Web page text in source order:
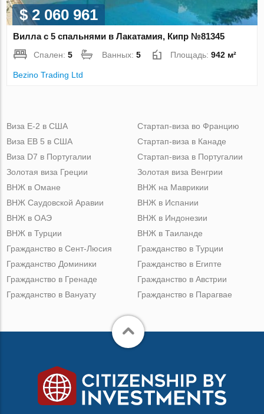
$ 2 060 961
Вилла с 5 спальнями в Лакатамия, Кипр №81345
Спален:5 Ванных:5 Площадь:942 м²
Bezino Trading Ltd
Виза Е-2 в США
Виза ЕВ 5 в США
Виза D7 в Португалии
Золотая виза Греции
Стартап-виза во Францию
Стартап-виза в Канаде
Стартап-виза в Португалии
Золотая виза Венгрии
ВНЖ в Омане
ВНЖ Саудовской Аравии
ВНЖ в ОАЭ
ВНЖ в Турции
ВНЖ на Маврикии
ВНЖ в Испании
ВНЖ в Индонезии
ВНЖ в Таиланде
Гражданство в Сент-Люсия
Гражданство Доминики
Гражданство в Гренаде
Гражданство в Вануату
Гражданство в Турции
Гражданство в Египте
Гражданство в Австрии
Гражданство в Парагвае